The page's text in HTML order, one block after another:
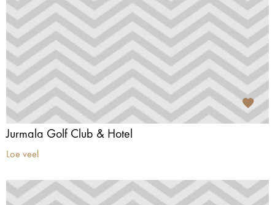
Jurmala Golf Club & Hotel
Loe veel